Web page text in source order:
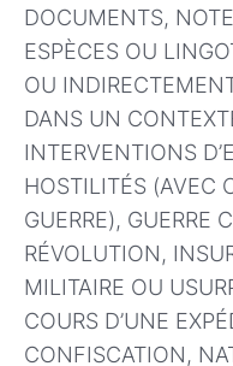
DOCUMENTS,
ESPÈCES OU
OU
DANS UN
INTERVENTIONS
HOSTILITÉS (AVEC
GUERRE), GUERRE
RÉVOLUTION,
MILITAIRE OU
COURS D’UNE
CONFISCATION,